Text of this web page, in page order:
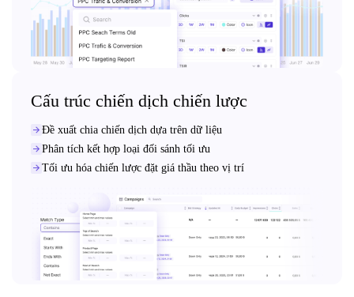
Cấu trúc chiến dịch chiến lược
Đề xuất chia chiến dịch dựa trên dữ liệu
Phân tích kết hợp loại đối sánh tối ưu
Tối ưu hóa chiến lược đặt giá thầu theo vị trí